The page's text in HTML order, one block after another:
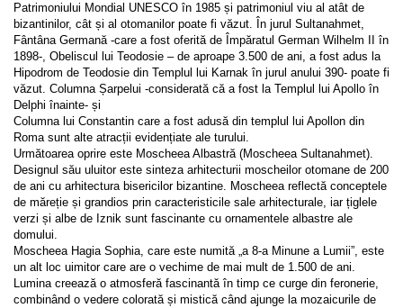
Patrimoniului Mondial UNESCO în 1985 și patrimoniul viu al atât de
bizantinilor, cât și al otomanilor poate fi văzut. În jurul Sultanahmet,
Fântâna Germană -care a fost oferită de Împăratul German Wilhelm II în
1898-, Obeliscul lui Teodosie – de aproape 3.500 de ani, a fost adus la
Hipodrom de Teodosie din Templul lui Karnak în jurul anului 390- poate fi
văzut. Columna Șarpelui -considerată că a fost la Templul lui Apollo în
Delphi înainte- și
Columna lui Constantin care a fost adusă din templul lui Apollon din
Roma sunt alte atracții evidențiate ale turului.
Următoarea oprire este Moscheea Albastră (Moscheea Sultanahmet).
Designul său uluitor este sinteza arhitecturii moscheilor otomane de 200
de ani cu arhitectura bisericilor bizantine. Moscheea reflectă conceptele
de măreție și grandios prin caracteristicile sale arhitecturale, iar țiglele
verzi și albe de Iznik sunt fascinante cu ornamentele albastre ale
domului.
Moscheea Hagia Sophia, care este numită „a 8-a Minune a Lumii”, este
un alt loc uimitor care are o vechime de mai mult de 1.500 de ani.
Lumina creează o atmosferă fascinantă în timp ce curge din feronerie,
combinând o vedere colorată și mistică când ajunge la mozaicurile de